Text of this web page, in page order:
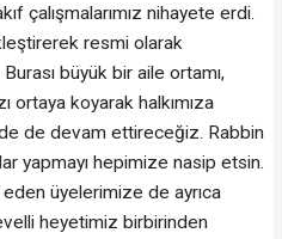
çalışmalarımız nihayete erdi.
resmi olarak
büyük bir aile ortamı,
ortaya koyarak halkımıza
de devam ettireceğiz. Rabbin
yapmayı hepimize nasip etsin.
üyelerimize de ayrıca
heyetimiz birbirinden